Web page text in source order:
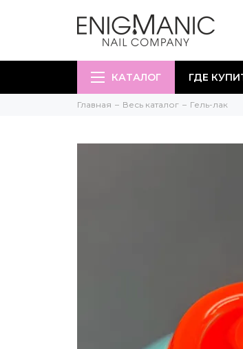
КАТАЛОГ ГДЕ
Главная Весь каталог Гель-лак